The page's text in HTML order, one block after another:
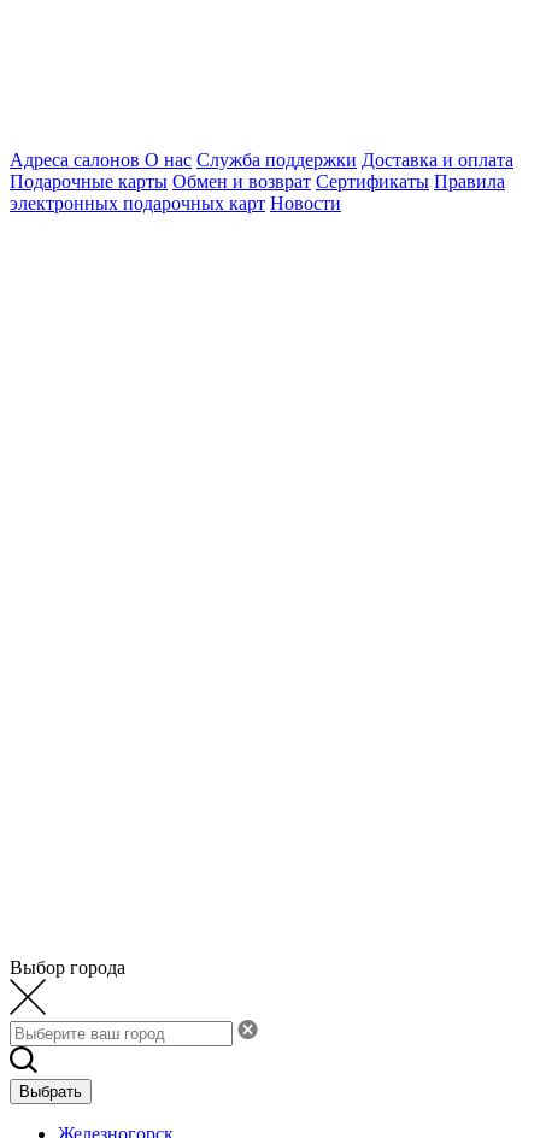
Адреса салонов О нас Служба поддержки Доставка и оплата
Подарочные карты Обмен и возврат Сертификаты Правила
электронных подарочных карт Новости
Выбор города
Выбрать
Железногорск